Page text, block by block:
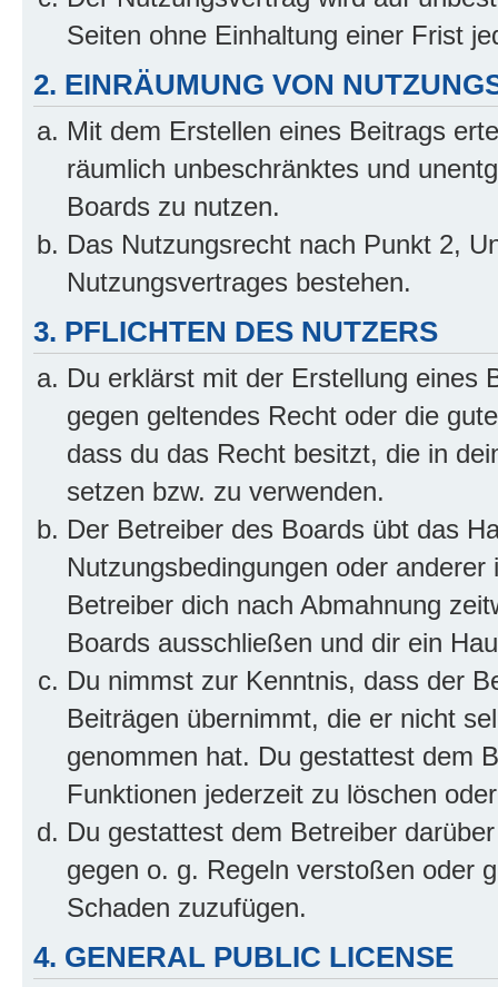
Seiten ohne Einhaltung einer Frist
2. EINRÄUMUNG VON
Mit dem Erstellen eines Beitrags
räumlich unbeschränktes und
Boards zu nutzen.
Das Nutzungsrecht nach Punkt 2,
Nutzungsvertrages bestehen.
3. PFLICHTEN DES NUTZERS
Du erklärst mit der Erstellung eines
gegen geltendes Recht oder die
dass du das Recht besitzt, die in
setzen bzw. zu verwenden.
Der Betreiber des Boards übt das
Nutzungsbedingungen oder
Betreiber dich nach Abmahnung
Boards ausschließen und dir ein
Du nimmst zur Kenntnis, dass der
Beiträgen übernimmt, die er nicht
genommen hat. Du gestattest dem
Funktionen jederzeit zu löschen
Du gestattest dem Betreiber
gegen o. g. Regeln verstoßen oder
Schaden zuzufügen.
4. GENERAL PUBLIC LICENSE